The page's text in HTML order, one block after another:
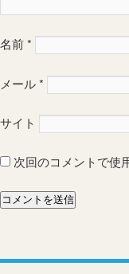
名前*
メール*
サイト
次回のコメントで使